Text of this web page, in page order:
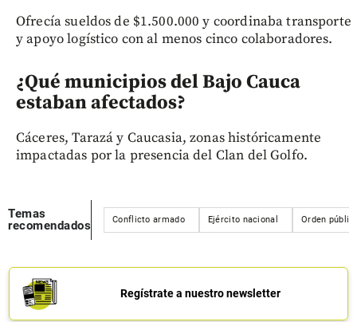
Ofrecía sueldos de $1.500.000 y coordinaba transporte
y apoyo logístico con al menos cinco colaboradores.
¿Qué municipios del Bajo Cauca
estaban afectados?
Cáceres, Tarazá y Caucasia, zonas históricamente
impactadas por la presencia del Clan del Golfo.
Temas
recomendados
Conflicto armado Ejército nacional Orden
Regístrate a nuestro newsletter